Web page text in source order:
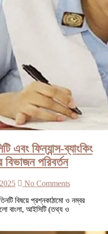
ফিন্যান্স-ব্যাংকিং
পরিবর্তন
No Comments
বিষয়ে প্রশ্নকাঠামো ও নম্বর
বাংলা, আইসিটি (তথ্য ও